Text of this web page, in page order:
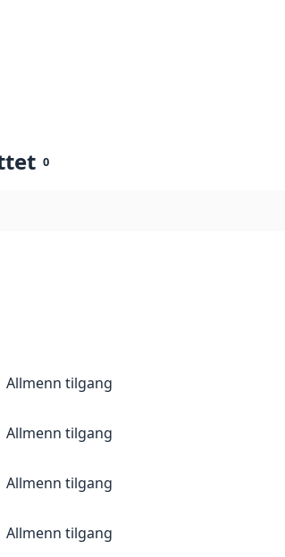
0
Allmenn tilgang
Allmenn tilgang
Allmenn tilgang
Allmenn tilgang